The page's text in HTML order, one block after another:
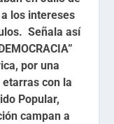
los intereses
Señala así
por una
con la
Popular,
campan a